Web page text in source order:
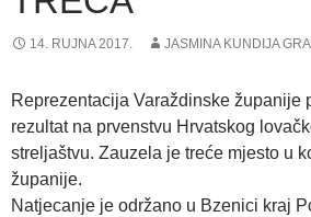
14. RUJNA 2017. JASMINA KUNDIJA
Reprezentacija Varaždinske županije
rezultat na prvenstvu Hrvatskog
streljaštvu. Zauzela je treće mjesto u
županije.
Natjecanje je održano u Bzenici kraj